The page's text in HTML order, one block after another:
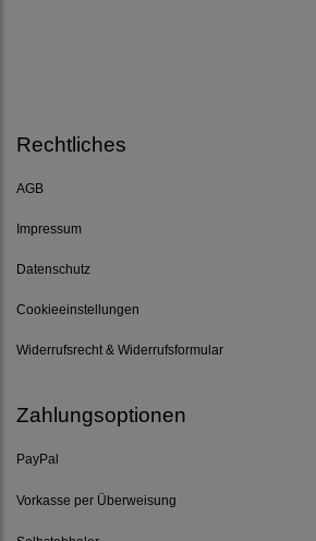
Rechtliches
AGB
Impressum
Datenschutz
Cookieeinstellungen
Widerrufsrecht & Widerrufsformular
Zahlungsoptionen
PayPal
Vorkasse per Überweisung